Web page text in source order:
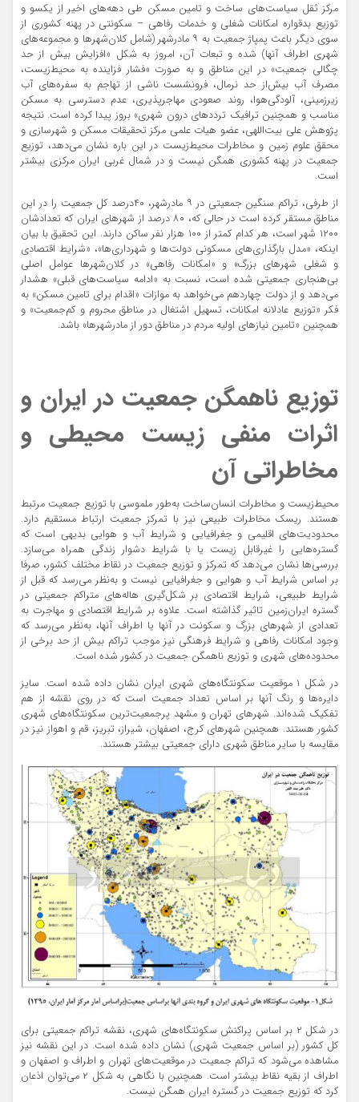
مرکز ثقل سیاست‌‌‌های ساخت و تامین مسکن طی دهه‌‌‌های اخیر از‌‌‌ یکسو و
توزیع بدقواره امکانات شغلی و خدمات رفاهی – سکونتی در پهنه کشوری از
سوی‌‌‌ دیگر باعث پمپاژ جمعیت به ۹ مادرشهر (شامل کلان‌‌‌شهرها و مجموعه‌‌‌های
شهری اطراف آنها) شده و تبعات آن، امروز به شکل «افزایش بیش ‌‌‌از حد
چگالی جمعیت» در این مناطق و به صورت «فشار فزاینده به محیط‌‌‌زیست،
مصرف آب بیش‌‌‌از حد نرمال، فرونشست ناشی از تهاجم به سفره‌های آب
زیرزمینی، آلودگی‌‌‌هوا، روند صعودی مهاجرپذیری، عدم دسترسی به مسکن
مناسب و همچنین ترافیک ترددهای درون شهری» بروز پیدا کرده است. نتیجه
پژوهش علی بیت‌‌‌اللهی، عضو هیات علمی مرکز تحقیقات مسکن و شهرسازی و
محقق علوم زمین و مخاطرات محیط‌‌‌زیست در این باره نشان می‌‌‌دهد، توزیع
جمعیت در پهنه کشوری همگن نیست و در شمال غربی ایران مرکزی بیشتر
است.
از طرفی، تراکم سنگین جمعیتی در ۹ مادرشهر، ۴۰درصد کل جمعیت را در این
مناطق مستقر کرده است در حالی که، ۸۰ درصد از شهرهای ایران که تعدادشان
۱۲۰۰ شهر است، هر کدام کمتر از ۱۰۰ هزار نفر ساکن دارند. این تحقیق با بیان
اینکه، «مدل بارگذاری‌‌‌های مسکونی دولت‌‌‌ها و شهرداری‌‌‌ها»، «شرایط اقتصادی
و شغلی شهرهای بزرگ» و «امکانات رفاهی» در کلان‌شهرها عوامل اصلی
بی‌‌‌هنجاری جمعیتی شده است، نسبت به «ادامه سیاست‌‌‌های قبلی» هشدار
می‌‌‌دهد و از دولت چهاردهم می‌‌‌خواهد به موازات «اقدام برای تامین مسکن» به
فکر «توزیع عادلانه امکانات، تسهیل اشتغال در مناطق محروم و کم‌‌‌جمعیت» و
همچنین «تامین نیازهای اولیه مردم در مناطق دور از مادرشهرها» باشد.
توزیع ناهمگن جمعیت در ایران و
اثرات منفی زیست محیطی و
مخاطراتی آن
محیط‌زیست و مخاطرات انسان‌ساخت به‌طور ملموسی با توزیع جمعیت مرتبط
هستند. ریسک مخاطرات طبیعی نیز با تمرکز جمعیت ارتباط مستقیم دارد.
محدودیت‌های اقلیمی و جغرافیایی و شرایط آب و هوایی بدیهی است که
گستره‌هایی را غیر‌قابل زیست یا با شرایط دشوار زندگی همراه می‌سازد.
بررسی‌ها نشان می‌دهد که تمرکز و توزیع جمعیت در نقاط مختلف کشور، صرفا
بر اساس شرایط آب و هوایی و جغرافیایی نیست و به‌نظر می‌رسد که قبل از
شرایط طبیعی، شرایط اقتصادی بر شکل‌گیری هاله‌های متراکم جمعیتی در
گستره ایران‌زمین تاثیر گذاشته است. علاوه بر شرایط اقتصادی و مهاجرت به
تعدادی از شهرهای بزرگ و سکونت در آنها یا اطراف آنها، به‌نظر می‌رسد که
وجود امکانات رفاهی و شرایط فرهنگی نیز موجب تراکم بیش از حد برخی از
محدوده‌های شهری و توزیع ناهمگن جمعیت در کشور شده است.
در شکل ۱ موقعیت سکونتگاه‌های شهری ایران نشان داده شده است. سایز
دایره‌ها و رنگ آنها بر اساس تعداد جمعیت است که در روی نقشه از هم
تفکیک شده‌اند. شهرهای تهران و مشهد پرجمعیت‌ترین سکونتگاه‌های شهری
کشور هستند. همچنین شهرهای کرج، اصفهان، شیراز، تبریز، قم و اهواز نیز در
مقایسه با سایر مناطق شهری دارای جمعیتی بیشتر هستند.
در شکل ۲ بر اساس پراکنش سکونتگاه‌های شهری، نقشه تراکم جمعیتی برای
کل کشور (بر اساس جمعیت شهری) نشان داده شده است. در این نقشه نیز
مشاهده می‌شود که تراکم جمعیت در موقعیت‌های تهران و اطراف و اصفهان و
اطراف از بقیه نقاط بیشتر است. همچنین با نگاهی به شکل ۲ می‌توان اذعان
کرد که توزیع جمعیت در گستره ایران همگن نیست.